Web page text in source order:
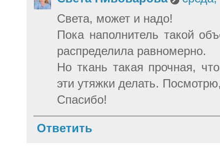
Света, может и надо!
Пока наполнитель такой
распределила равномерно.
Но ткань такая прочная,
эти утяжки делать.
Спасибо!
Ответить